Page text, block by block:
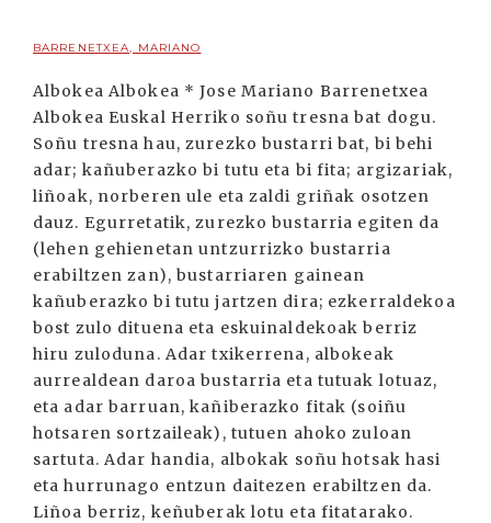
BARRENETXEA, MARIANO
Albokea Albokea * Jose Mariano Barrenetxea
Albokea Euskal Herriko soñu tresna bat dogu.
Soñu tresna hau, zurezko bustarri bat, bi behi
adar; kañuberazko bi tutu eta bi fita; argizariak,
liñoak, norberen ule eta zaldi griñak osotzen
dauz. Egurretatik, zurezko bustarria egiten da
(lehen gehienetan untzurrizko bustarria
erabiltzen zan), bustarriaren gainean
kañuberazko bi tutu jartzen dira; ezkerraldekoa
bost zulo dituena eta eskuinaldekoak berriz
hiru zuloduna. Adar txikerrena, albokeak
aurrealdean daroa bustarria eta tutuak lotuaz,
eta adar barruan, kañiberazko fitak (soiñu
hotsaren sortzaileak), tutuen ahoko zuloan
sartuta. Adar handia, albokak soñu hotsak hasi
eta hurrunago entzun daitezen erabiltzen da.
Liñoa berriz, keñuberak lotu eta fitatarako.